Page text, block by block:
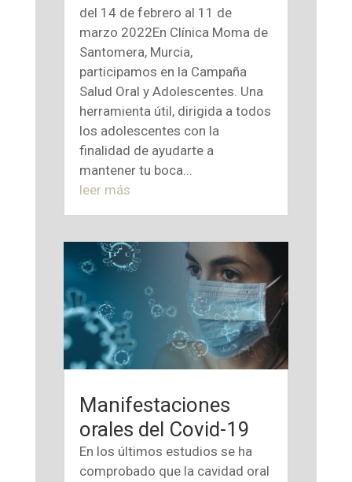
del 14 de febrero al 11 de
marzo 2022En Clínica Moma de
Santomera, Murcia,
participamos en la Campaña
Salud Oral y Adolescentes. Una
herramienta útil, dirigida a todos
los adolescentes con la
finalidad de ayudarte a
mantener tu boca...
leer más
Manifestaciones
orales del Covid-19
En los últimos estudios se ha
comprobado que la cavidad oral